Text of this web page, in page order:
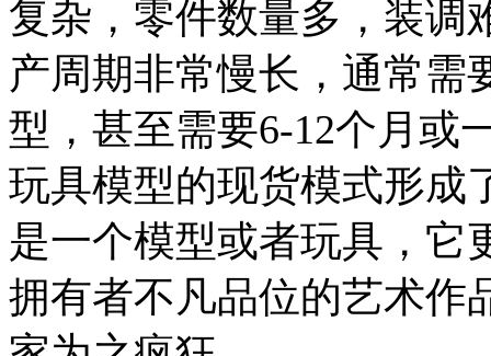
复杂，零件数量多，装调
产周期非常慢长，通常需
型，甚至需要6-12个月或
玩具模型的现货模式形成
是一个模型或者玩具，它
拥有者不凡品位的艺术作